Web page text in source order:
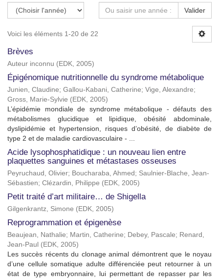
Valider
Voici les éléments 1-20 de 22
Brèves
Auteur inconnu (EDK, 2005)
Épigénomique nutritionnelle du syndrome métabolique
Junien, Claudine; Gallou-Kabani, Catherine; Vige, Alexandre;
Gross, Marie-Sylvie (EDK, 2005)
L’épidémie mondiale de syndrome métabolique - défauts des
métabolismes glucidique et lipidique, obésité abdominale,
dyslipidémie et hypertension, risques d’obésité, de diabète de
type 2 et de maladie cardiovasculaire - ...
Acide lysophosphatidique : un nouveau lien entre
plaquettes sanguines et métastases osseuses
Peyruchaud, Olivier; Boucharaba, Ahmed ; Saulnier-Blache, Jean-
Sébastien; Clézardin, Philippe (EDK, 2005)
Petit traité d’art militaire… de Shigella
Gilgenkrantz, Simone (EDK, 2005)
Reprogrammation et épigenèse
Beaujean, Nathalie; Martin, Catherine; Debey, Pascale; Renard,
Jean-Paul (EDK, 2005)
Les succès récents du clonage animal démontrent que le noyau
d’une cellule somatique adulte différenciée peut retourner à un
état de type embryonnaire, lui permettant de repasser par les